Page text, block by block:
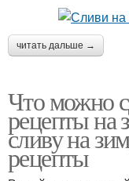
читать дальше →
Что можно
рецепты на
сливу на
рецепты